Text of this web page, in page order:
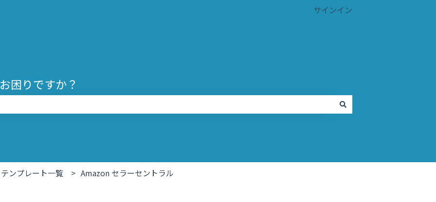
サインイン
困りですか？
テンプレート一覧 Amazon セラーセントラル